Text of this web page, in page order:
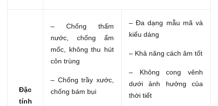
Đặc
tính
– Chống thấm
nước, chống ẩm
mốc, không thu hút
côn trùng
– Chống trầy xước,
chống bám bụi
– Đa dạng mẫu mã và
kiểu dáng
– Khả năng cách âm tốt
– Không cong vênh
dưới ảnh hưởng của
thời tiết